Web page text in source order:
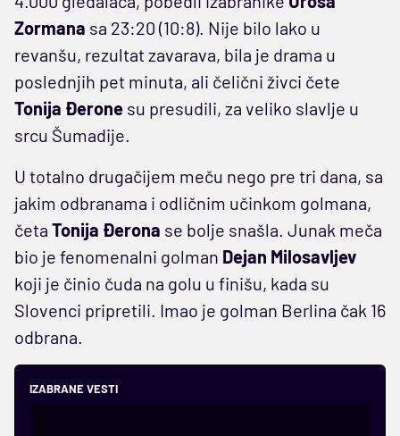
Zormana sa 23:20 (10:8). Nije bilo lako u
revanšu, rezultat zavarava, bila je drama u
poslednjih pet minuta, ali čelični živci čete
Tonija Đerone su presudili, za veliko slavlje u
srcu Šumadije.
U totalno drugačijem meču nego pre tri dana, sa
jakim odbranama i odličnim učinkom golmana,
četa Tonija Đerona se bolje snašla. Junak meča
bio je fenomenalni golman Dejan Milosavljev
koji je činio čuda na golu u finišu, kada su
Slovenci pripretili. Imao je golman Berlina čak 16
odbrana.
IZABRANE VESTI